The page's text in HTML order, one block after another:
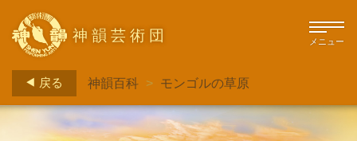
神韻芸術団 メニュー
戻る 神韻百科 > モンゴルの草原